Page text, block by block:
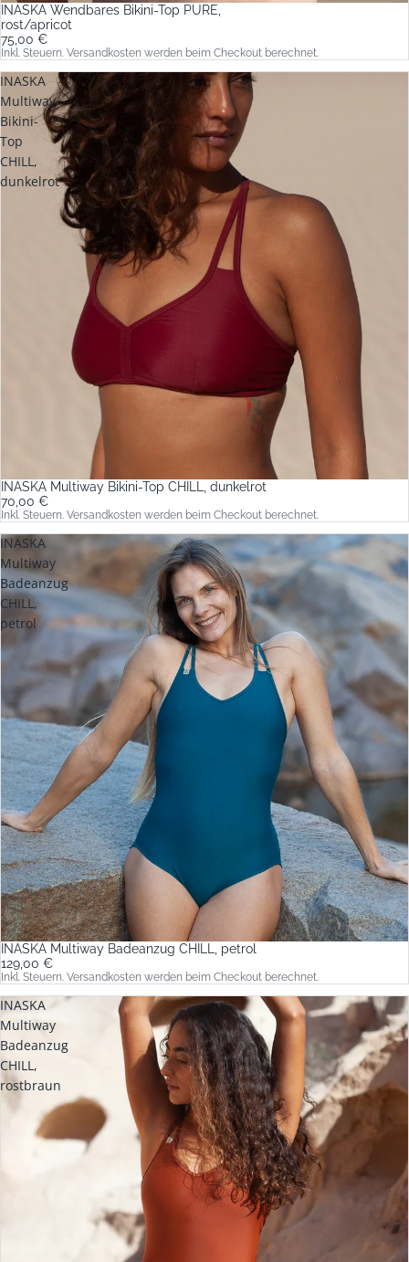
INASKA Wendbares Bikini-Top PURE,
rost/apricot
75,00 €
Inkl. Steuern. Versandkosten werden beim Checkout berechnet.
INASKA
Multiway
Bikini-
Top
CHILL,
dunkelrot
INASKA Multiway Bikini-Top CHILL, dunkelrot
70,00 €
Inkl. Steuern. Versandkosten werden beim Checkout berechnet.
INASKA
Multiway
Badeanzug
CHILL,
petrol
INASKA Multiway Badeanzug CHILL, petrol
129,00 €
Inkl. Steuern. Versandkosten werden beim Checkout berechnet.
INASKA
Multiway
Badeanzug
CHILL,
rostbraun